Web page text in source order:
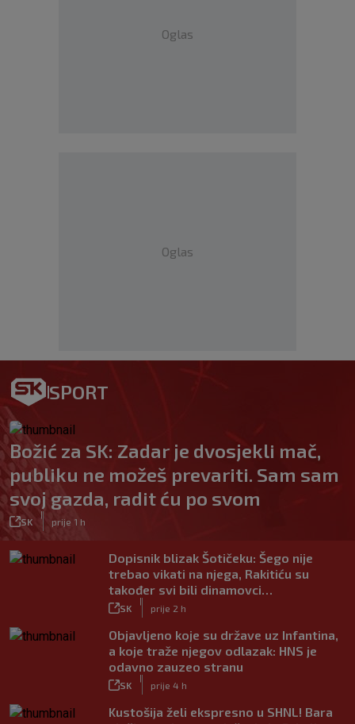
Oglas
Oglas
SPORT
Božić za SK: Zadar je dvosjekli mač,
publiku ne možeš prevariti. Sam sam
svoj gazda, radit ću po svom
SK prije 1 h
Dopisnik blizak Šotičeku: Šego nije
trebao vikati na njega, Rakitiću su
također svi bili dinamovci…
SK prije 2 h
Objavljeno koje su države uz Infantina,
a koje traže njegov odlazak: HNS je
odavno zauzeo stranu
SK prije 4 h
Kustošija želi ekspresno u SHNL! Bara